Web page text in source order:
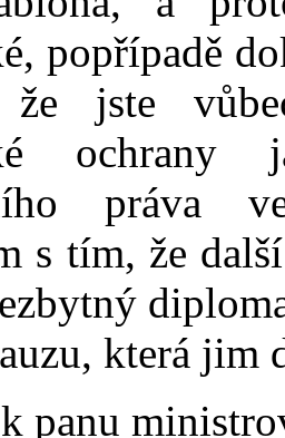
popřípadě
jste
ochrany
práva
s tím, že
která jim
panu